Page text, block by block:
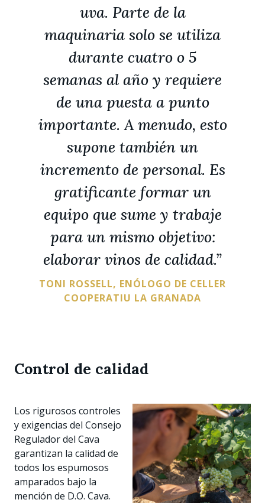
uva. Parte de la
maquinaria solo se utiliza
durante cuatro o 5
semanas al año y requiere
de una puesta a punto
importante. A menudo, esto
supone también un
incremento de personal. Es
gratificante formar un
equipo que sume y trabaje
para un mismo objetivo:
elaborar vinos de calidad.”
TONI ROSSELL, ENÓLOGO DE CELLER
COOPERATIU LA GRANADA
Control de calidad
Los rigurosos controles
y exigencias del Consejo
Regulador del Cava
garantizan la calidad de
todos los espumosos
amparados bajo la
mención de D.O. Cava.